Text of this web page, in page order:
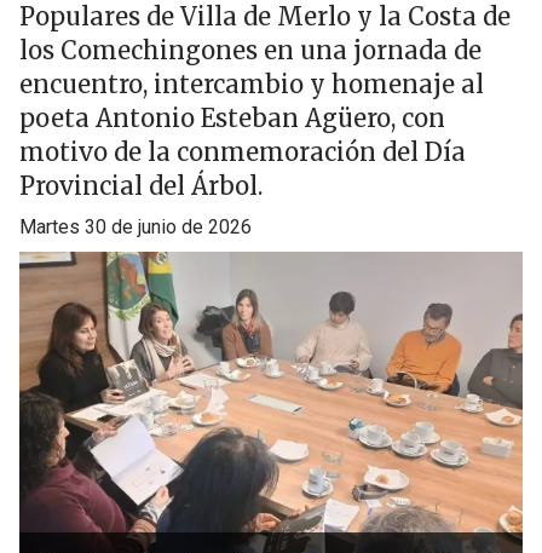
Populares de Villa de Merlo y la Costa de
los Comechingones en una jornada de
encuentro, intercambio y homenaje al
poeta Antonio Esteban Agüero, con
motivo de la conmemoración del Día
Provincial del Árbol.
martes 30 de junio de 2026